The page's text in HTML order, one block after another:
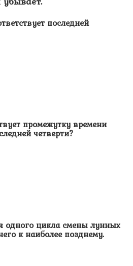
последней
промежутку времени
четверти?
одного цикла смены лунных
к наиболее позднему.